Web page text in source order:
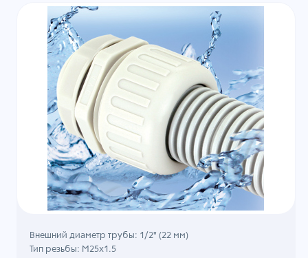
Внешний диаметр трубы: 1/2" (22 мм)
Тип резьбы: M25x1.5